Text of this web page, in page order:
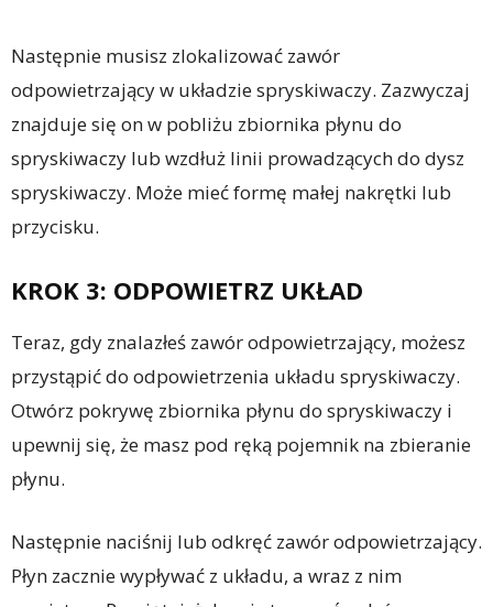
Następnie musisz zlokalizować zawór
odpowietrzający w układzie spryskiwaczy. Zazwyczaj
znajduje się on w pobliżu zbiornika płynu do
spryskiwaczy lub wzdłuż linii prowadzących do dysz
spryskiwaczy. Może mieć formę małej nakrętki lub
przycisku.
KROK 3: ODPOWIETRZ UKŁAD
Teraz, gdy znalazłeś zawór odpowietrzający, możesz
przystąpić do odpowietrzenia układu spryskiwaczy.
Otwórz pokrywę zbiornika płynu do spryskiwaczy i
upewnij się, że masz pod ręką pojemnik na zbieranie
płynu.
Następnie naciśnij lub odkręć zawór odpowietrzający.
Płyn zacznie wypływać z układu, a wraz z nim